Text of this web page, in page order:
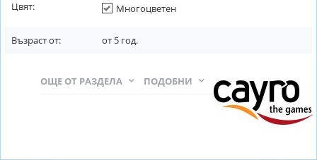
Цвят: Многоцветен
Възраст от: от 5 год.
ПОДОБНИ
ОЩЕ ОТ РАЗДЕЛА